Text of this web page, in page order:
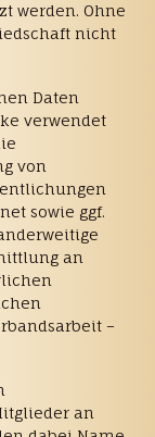
werden. Ohne
nicht
Daten
verwendet
von
sowie ggf.
an
–
an